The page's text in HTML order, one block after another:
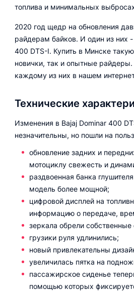
топлива и минимальных
2020 год щедр на обновления
райдерам байков. И один из них
400 DTS-I. Купить в Минске
новички, так и опытные райдеры.
каждому из них в нашем
Технические
Изменения в Bajaj Dominar 400
незначительны, но пошли на
обновление задних и
мотоциклу свежесть и
раздвоенная банка
модель более мощной;
цифровой дисплей на
информацию о передаче,
зеркала обрели
грузики руля удлинились;
новый привлекательны
увеличилась пятка на
пассажирское сиденье
помощью которых